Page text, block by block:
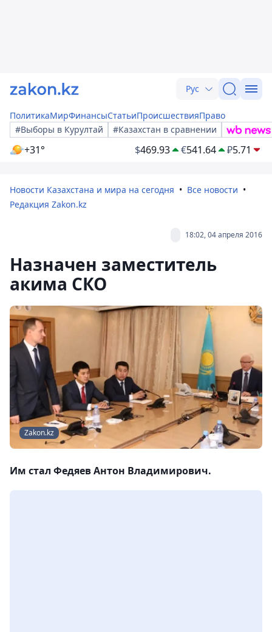
Рус
ПолитикаМирФинансыСтатьиПроисшествияПраво
#Выборы в Курултай
#Казахстан в сравнении
+31° $469.93 €541.64 ₽5.71
Новости Казахстана и мира на сегодня
Все новости
Редакция Zakon.kz
18:02, 04 апреля 2016
Назначен заместитель
акима СКО
Zakon.kz
Им стал Федяев Антон Владимирович.